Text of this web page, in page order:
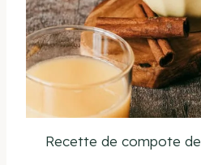
Recette de compote